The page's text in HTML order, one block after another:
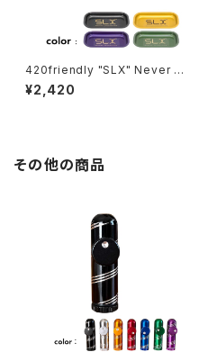
420friendly "SLX" Never S
tick-ローリングトレイ（Sサイ
ズ）
¥2,420
その他の商品